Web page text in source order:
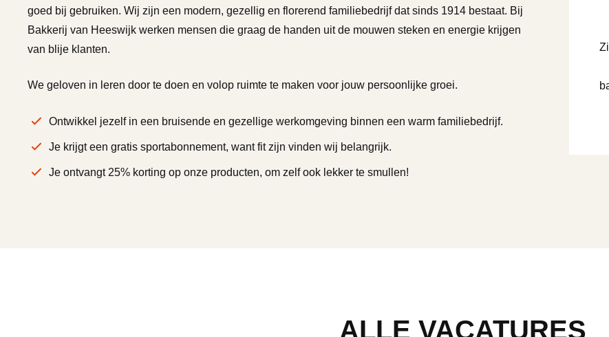
goed bij gebruiken. Wij zijn een modern, gezellig en florerend familiebedrijf dat sinds 1914 bestaat. Bij
Bakkerij van Heeswijk werken mensen die graag de handen uit de mouwen steken en energie krijgen
van blije klanten.
We geloven in leren door te doen en volop ruimte te maken voor jouw persoonlijke groei.
Ontwikkel jezelf in een bruisende en gezellige werkomgeving binnen een warm familiebedrijf.
Je krijgt een gratis sportabonnement, want fit zijn vinden wij belangrijk.
Je ontvangt 25% korting op onze producten, om zelf ook lekker te smullen!
ALLE VACATURES